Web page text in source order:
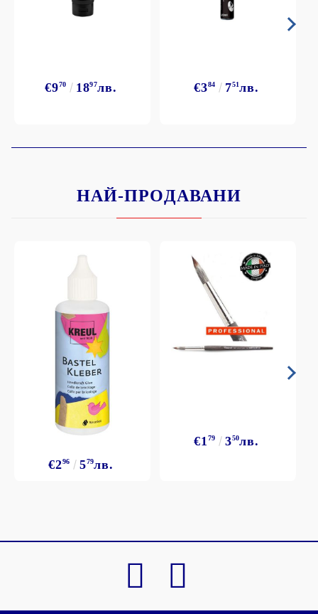
€970 1897лв. €384 751лв.
НАЙ-ПРОДАВАНИ
€296 579лв.
€1 79 350лв.